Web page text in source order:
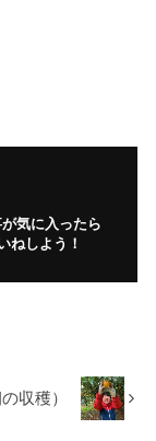
気に入ったら
ねしよう！
収穫）